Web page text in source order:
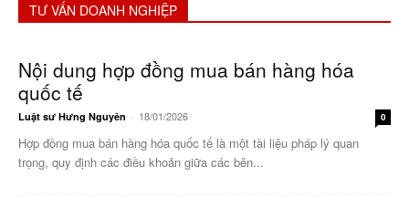
TƯ VẤN DOANH NGHIỆP
Nội dung hợp đồng mua bán hàng hóa
quốc tế
Luật sư Hưng Nguyên - 18/01/2026 0
Hợp đồng mua bán hàng hóa quốc tế là một tài liệu pháp lý quan
trọng, quy định các điều khoản giữa các bên...